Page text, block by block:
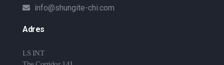
info@shungite-chi.com
Adres
LS INT